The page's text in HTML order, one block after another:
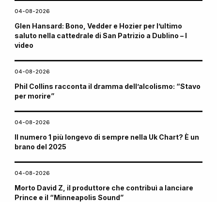
04-08-2026
Glen Hansard: Bono, Vedder e Hozier per l’ultimo
saluto nella cattedrale di San Patrizio a Dublino – I
video
04-08-2026
Phil Collins racconta il dramma dell’alcolismo: “Stavo
per morire”
04-08-2026
Il numero 1 più longevo di sempre nella Uk Chart? È un
brano del 2025
04-08-2026
Morto David Z, il produttore che contribuì a lanciare
Prince e il “Minneapolis Sound”